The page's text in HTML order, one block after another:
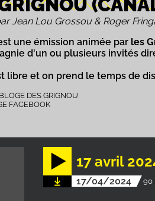
Jean Lou Grossou & Roger
une émission animée par les
d'un ou plusieurs invités
libre et on prend le temps de
DES GRIGNOU
FACEBOOK
17 avril
17/04/2024 90